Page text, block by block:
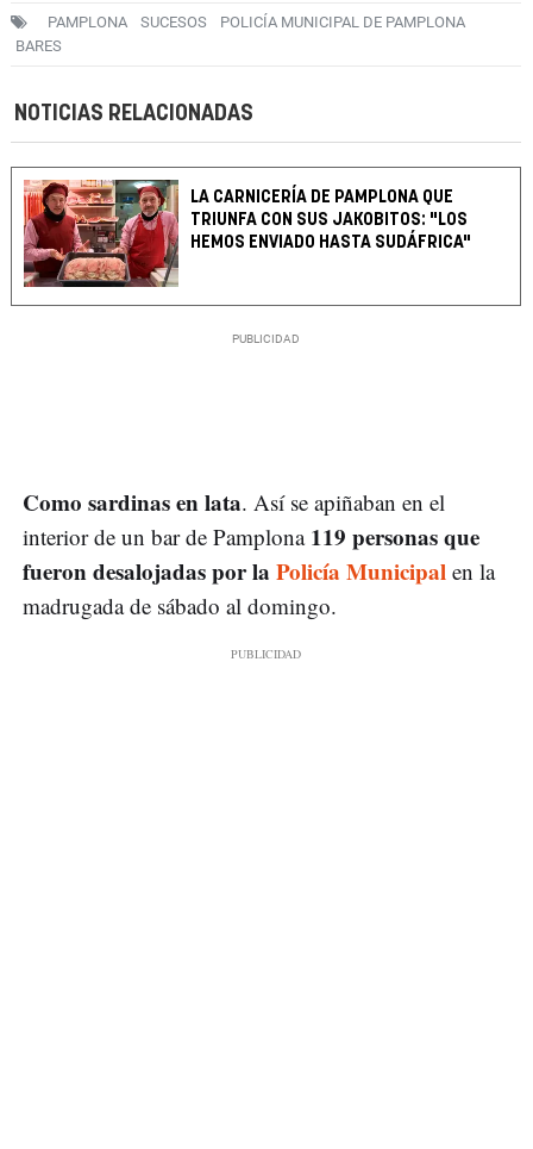
PAMPLONA SUCESOS
POLICÍA MUNICIPAL DE PAMPLONA
BARES
NOTICIAS RELACIONADAS
LA CARNICERÍA DE PAMPLONA QUE
TRIUNFA CON SUS JAKOBITOS: "LOS
HEMOS ENVIADO HASTA SUDÁFRICA"
Como sardinas en lata. Así se apiñaban en el
interior de un bar de Pamplona 119 personas que
fueron desalojadas por la Policía Municipal en la
madrugada de sábado al domingo.